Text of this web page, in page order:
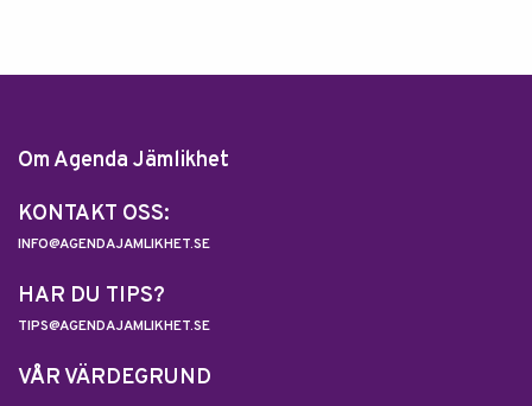
Om Agenda Jämlikhet
KONTAKT OSS:
INFO@AGENDAJAMLIKHET.SE
HAR DU TIPS?
TIPS@AGENDAJAMLIKHET.SE
VÅR VÄRDEGRUND